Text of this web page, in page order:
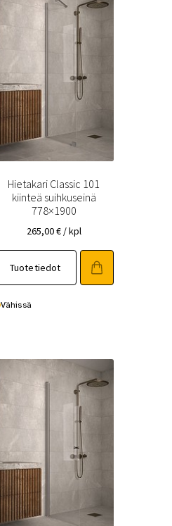
Hietakari Classic 101
kiinteä suihkuseinä
778×1900
265,00€ / kpl
Tuotetiedot
Vähissä